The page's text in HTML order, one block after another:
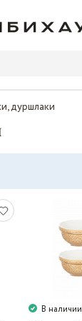
дуршлаки
В наличии